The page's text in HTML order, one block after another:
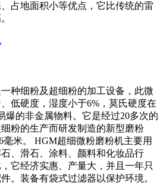
占地面积小等优点，它比传统的雷
种细粉及超细粉的加工设备，此微
低硬度，湿度小于6%，莫氏硬度在
爆的非金属物料。它是经过20多次的
粉的生产而研发制造的新型磨粉
毫米。 HGM超细微粉磨粉机主要用
、滑石、涂料、颜料和化妆品行
它经济实惠、产量大，并且一年只
。装备有袋式过滤器以保护环境。